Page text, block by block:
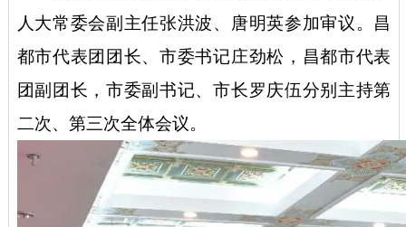
人大常委会副主任张洪波、唐明英参加审议。昌
都市代表团团长、市委书记庄劲松，昌都市代表
团副团长，市委副书记、市长罗庆伍分别主持第
二次、第三次全体会议。